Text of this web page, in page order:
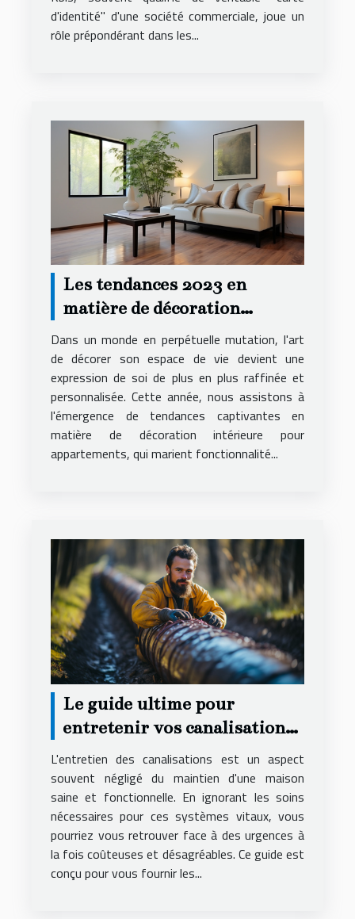
d'identité" d'une société commerciale, joue un
rôle prépondérant dans les...
Les tendances 2023 en
matière de décoration
intérieure pour
appartements
Dans un monde en perpétuelle mutation, l'art
de décorer son espace de vie devient une
expression de soi de plus en plus raffinée et
personnalisée. Cette année, nous assistons à
l'émergence de tendances captivantes en
matière de décoration intérieure pour
appartements, qui marient fonctionnalité...
Le guide ultime pour
entretenir vos canalisations
et éviter les urgences
L'entretien des canalisations est un aspect
souvent négligé du maintien d'une maison
saine et fonctionnelle. En ignorant les soins
nécessaires pour ces systèmes vitaux, vous
pourriez vous retrouver face à des urgences à
la fois coûteuses et désagréables. Ce guide est
conçu pour vous fournir les...